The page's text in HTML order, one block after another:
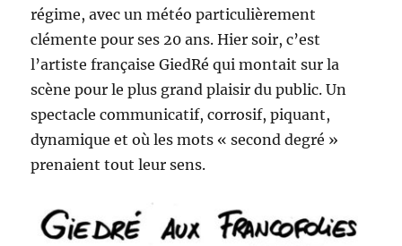
régime, avec un météo particulièrement
clémente pour ses 20 ans. Hier soir, c’est
l’artiste française GiedRé qui montait sur la
scène pour le plus grand plaisir du public. Un
spectacle communicatif, corrosif, piquant,
dynamique et où les mots « second degré »
prenaient tout leur sens.